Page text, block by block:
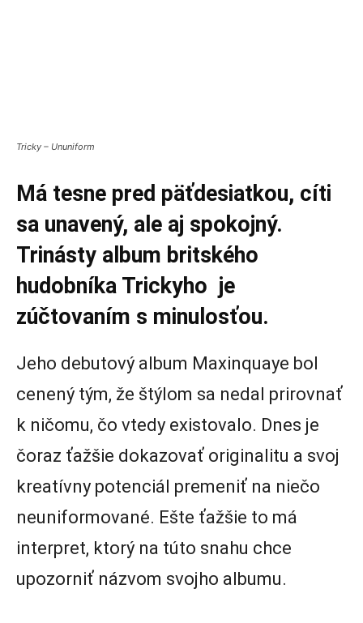
Tricky – Ununiform
Má tesne pred päťdesiatkou, cíti
sa unavený, ale aj spokojný.
Trinásty album britského
hudobníka Trickyho je
zúčtovaním s minulosťou.
Jeho debutový album Maxinquaye bol
cenený tým, že štýlom sa nedal prirovnať
k ničomu, čo vtedy existovalo. Dnes je
čoraz ťažšie dokazovať originalitu a svoj
kreatívny potenciál premeniť na niečo
neuniformované. Ešte ťažšie to má
interpret, ktorý na túto snahu chce
upozorniť názvom svojho albumu.